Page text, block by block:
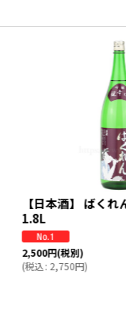
【日本酒】 ばく
1.8L
2,500円(税別)
(税込: 2,750円)